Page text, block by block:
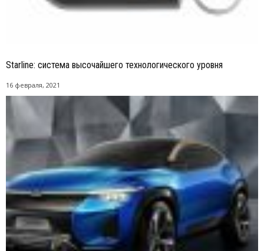
Starline: система высочайшего технологического уровня
16 февраля, 2021